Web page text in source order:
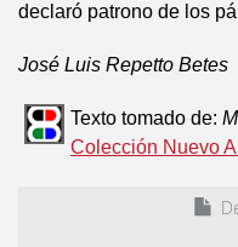
declaró patrono de los
José Luis Repetto Betes
Texto tomado de:
Colección Nuevo